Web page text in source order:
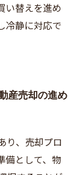
い替えを進め
冷静に対応で
産売却の進め
り、売却プロ
備として、物